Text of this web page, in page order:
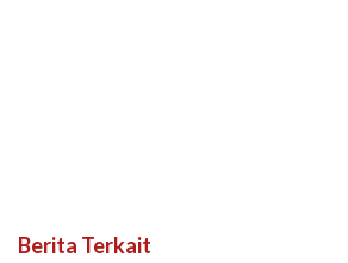
Berita Terkait